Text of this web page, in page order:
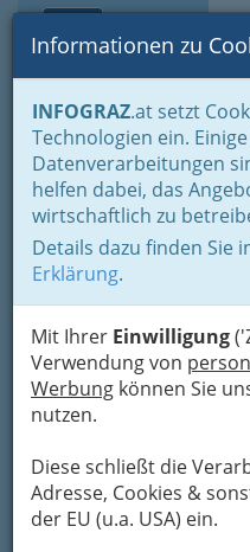
Informationen zu
INFOGRAZ.at setzt
Technologien ein.
Datenverarbeitungen
helfen dabei, das
wirtschaftlich zu
Details dazu finden Sie
Erklärung.
Mit Ihrer Einwilligung
Verwendung von
Werbung können Sie
nutzen.
Diese schließt die
Adresse, Cookies &
der EU (u.a. USA) ein.
Home Branchen
Der Handel nach WKO-
Landesgremium des Handels
Computersystemen u.
Handel mit technischem &
Handel mit
industriellem
Bezirksauswahl
Harald Maier
Ulmgasse 14, 8053